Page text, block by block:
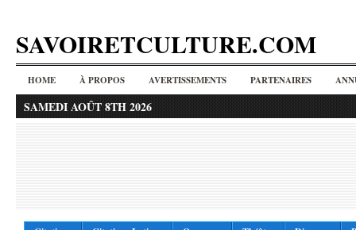
SAVOIRETCULTURE.COM
HOME À PROPOS AVERTISSEMENTS PARTENAIRES
SAMEDI AOÛT 8TH 2026